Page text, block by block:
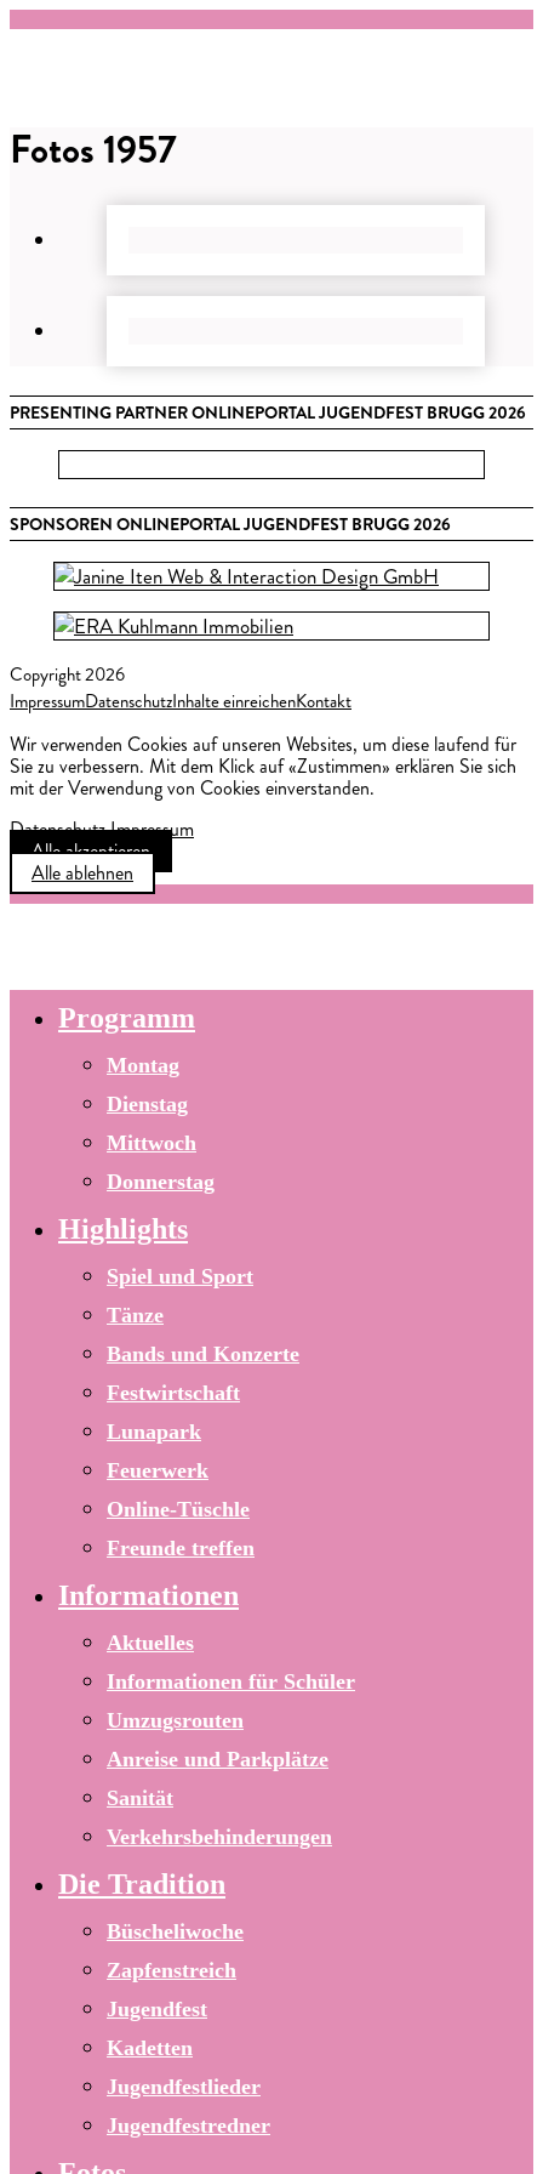
Fotos 1957
PRESENTING PARTNER ONLINEPORTAL JUGENDFEST BRUGG 2026
SPONSOREN ONLINEPORTAL JUGENDFEST BRUGG 2026
Copyright 2026
ImpressumDatenschutzInhalte einreichenKontakt
Wir verwenden Cookies auf unseren Websites, um diese laufend für
Sie zu verbessern. Mit dem Klick auf «Zustimmen» erklären Sie sich
mit der Verwendung von Cookies einverstanden.
DatenschutzImpressum
Alle akzeptieren
Alle ablehnen
Programm
Montag
Dienstag
Mittwoch
Donnerstag
Highlights
Spiel und Sport
Tänze
Bands und Konzerte
Festwirtschaft
Lunapark
Feuerwerk
Online-Tüschle
Freunde treffen
Informationen
Aktuelles
Informationen für Schüler
Umzugsrouten
Anreise und Parkplätze
Sanität
Verkehrsbehinderungen
Die Tradition
Büscheliwoche
Zapfenstreich
Jugendfest
Kadetten
Jugendfestlieder
Jugendfestredner